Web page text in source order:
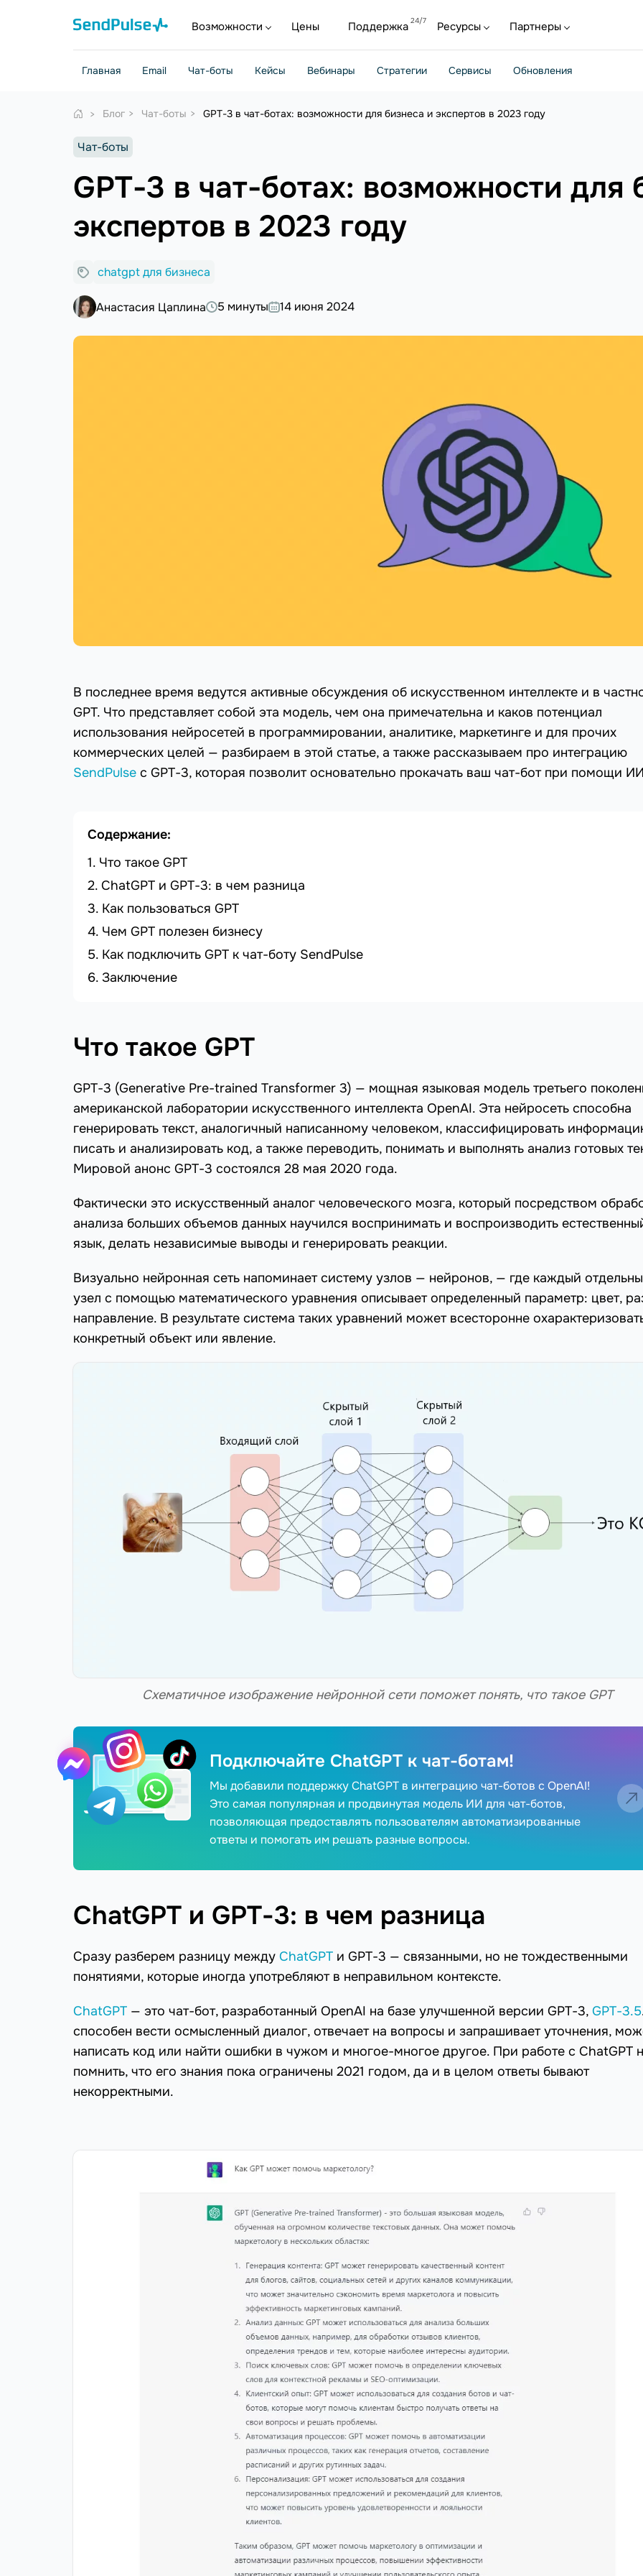
Возможности Цены Поддержка Ресурсы Партнеры
Главная Email Чат-боты Кейсы Вебинары Стратегии Сервисы Обновления
Блог Чат-боты GPT-3 в чат-ботах: возможности для бизнеса и экспертов в 2023 году
Чат-боты
GPT-3 в чат-ботах: возможности для
экспертов в 2023 году
chatgpt для бизнеса
Анастасия Цаплина 5 минуты 14 июня 2024
В последнее время ведутся активные обсуждения об искусственном интеллекте и в
GPT. Что представляет собой эта модель, чем она примечательна и каков потенциал
использования нейросетей в программировании, аналитике, маркетинге и для прочих
коммерческих целей — разбираем в этой статье, а также рассказываем про интеграцию
SendPulse с GPT-3, которая позволит основательно прокачать ваш чат-бот при помощи
Содержание:
Что такое GPT
ChatGPT и GPT-3: в чем разница
Как пользоваться GPT
Чем GPT полезен бизнесу
Как подключить GPT к чат-боту SendPulse
Заключение
Что такое GPT
GPT-3 (Generative Pre-trained Transformer 3) — мощная языковая модель третьего
американской лаборатории искусственного интеллекта OpenAI. Эта нейросеть способна
генерировать текст, аналогичный написанному человеком, классифицировать
писать и анализировать код, а также переводить, понимать и выполнять анализ готовых
Мировой анонс GPT-3 состоялся 28 мая 2020 года.
Фактически это искусственный аналог человеческого мозга, который посредством
анализа больших объемов данных научился воспринимать и воспроизводить
язык, делать независимые выводы и генерировать реакции.
Визуально нейронная сеть напоминает систему узлов — нейронов, — где каждый
узел с помощью математического уравнения описывает определенный параметр: цвет,
направление. В результате система таких уравнений может всесторонне
конкретный объект или явление.
Схематичное изображение нейронной сети поможет понять, что такое GPT
Подключайте ChatGPT к чат-ботам!
Мы добавили поддержку ChatGPT в интеграцию чат-ботов с OpenAI!
Это самая популярная и продвинутая модель ИИ для чат-ботов,
позволяющая предоставлять пользователям автоматизированные
ответы и помогать им решать разные вопросы.
ChatGPT и GPT-3: в чем разница
Сразу разберем разницу между ChatGPT и GPT-3 — связанными, но не тождественными
понятиями, которые иногда употребляют в неправильном контексте.
ChatGPT — это чат-бот, разработанный OpenAI на базе улучшенной версии GPT-3, GPT-3.5
способен вести осмысленный диалог, отвечает на вопросы и запрашивает уточнения,
написать код или найти ошибки в чужом и многое-многое другое. При работе с ChatGPT
помнить, что его знания пока ограничены 2021 годом, да и в целом ответы бывают
некорректными.